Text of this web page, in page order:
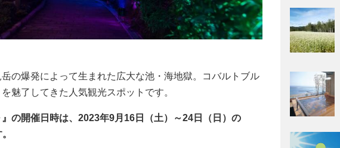
の爆発によって生まれた広大な池・海地獄。コバルトブル
魅了してきた人気観光スポットです。
の開催日時は、2023年9月16日（土）～24日（日）の